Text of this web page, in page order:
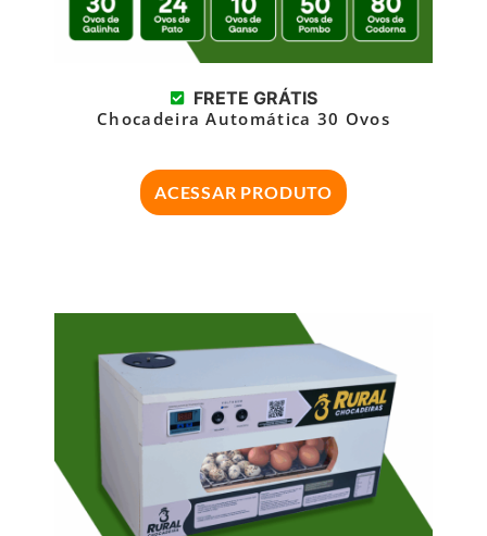
FRETE GRÁTIS
Chocadeira Automática 30 Ovos
ACESSAR PRODUTO